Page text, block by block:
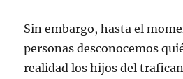
Sin embargo, hasta el
personas desconocemos
realidad los hijos del